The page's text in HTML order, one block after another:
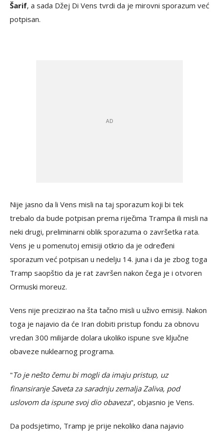
Šarif, a sada Džej Di Vens tvrdi da je mirovni sporazum već
potpisan.
Nije jasno da li Vens misli na taj sporazum koji bi tek
trebalo da bude potpisan prema riječima Trampa ili misli na
neki drugi, preliminarni oblik sporazuma o završetka rata.
Vens je u pomenutoj emisiji otkrio da je određeni
sporazum već potpisan u nedelju 14. juna i da je zbog toga
Tramp saopštio da je rat završen nakon čega je i otvoren
Ormuski moreuz.
Vens nije precizirao na šta tačno misli u uživo emisiji. Nakon
toga je najavio da će Iran dobiti pristup fondu za obnovu
vredan 300 milijarde dolara ukoliko ispune sve ključne
obaveze nuklearnog programa.
"To je nešto čemu bi mogli da imaju pristup, uz
finansiranje Saveta za saradnju zemalja Zaliva, pod
uslovom da ispune svoj dio obaveza", objasnio je Vens.
Da podsjetimo, Tramp je prije nekoliko dana najavio